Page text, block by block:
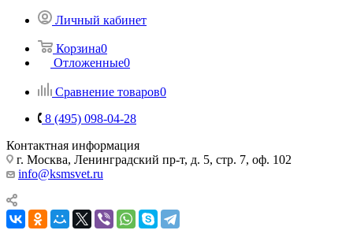
Личный кабинет
Корзина0
Отложенные0
Сравнение товаров0
8 (495) 098-04-28
Контактная информация
г. Москва, Ленинградский пр-т, д. 5, стр. 7, оф. 102
info@ksmsvet.ru